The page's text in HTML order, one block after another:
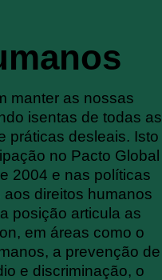
manter as nossas
isentas de todas as
práticas desleais. Isto
no Pacto Global
2004 e nas políticas
direitos humanos
posição articula as
em áreas como o
a prevenção de
e discriminação, o